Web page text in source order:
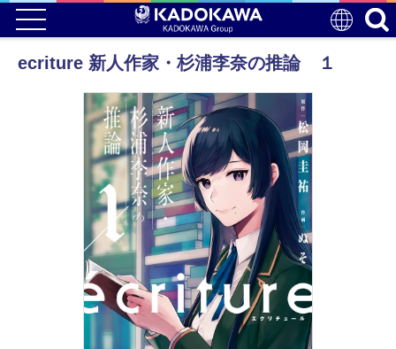
ecriture 新人作家・杉浦李奈の推論 １